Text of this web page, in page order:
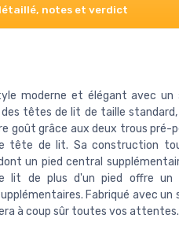
notes et verdict
moderne et élégant avec un
têtes de lit de taille standard,
goût grâce aux deux trous pré-
tête de lit. Sa construction
un pied central
lit de plus d'un pied offre un
Fabriqué avec un
à coup sûr toutes vos attentes.